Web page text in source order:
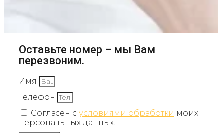
Оставьте номер – мы Вам
перезвоним.
Имя
Телефон
Согласен с условиями обработки моих
персональных данных.